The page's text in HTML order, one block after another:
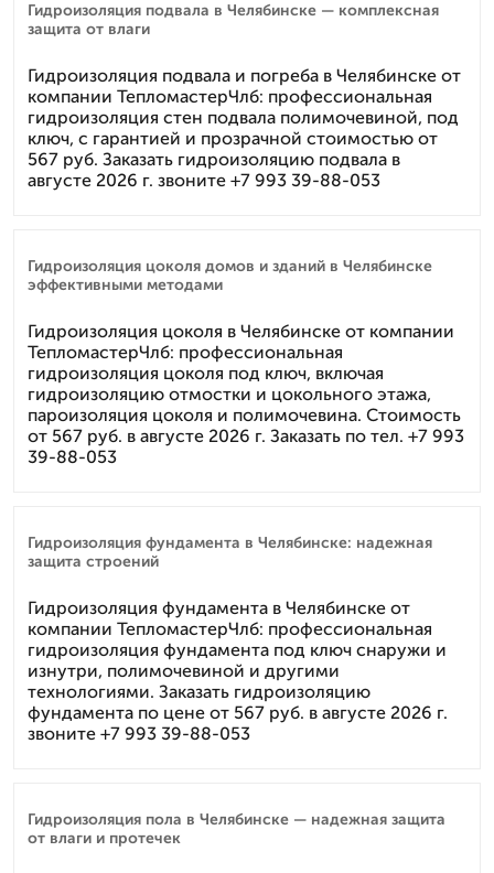
Гидроизоляция подвала в Челябинске — комплексная
защита от влаги
Гидроизоляция подвала и погреба в Челябинске от
компании ТепломастерЧлб: профессиональная
гидроизоляция стен подвала полимочевиной, под
ключ, с гарантией и прозрачной стоимостью от
567 руб. Заказать гидроизоляцию подвала в
августе 2026 г. звоните +7 993 39-88-053
Гидроизоляция цоколя домов и зданий в Челябинске
эффективными методами
Гидроизоляция цоколя в Челябинске от компании
ТепломастерЧлб: профессиональная
гидроизоляция цоколя под ключ, включая
гидроизоляцию отмостки и цокольного этажа,
пароизоляция цоколя и полимочевина. Стоимость
от 567 руб. в августе 2026 г. Заказать по тел. +7 993
39-88-053
Гидроизоляция фундамента в Челябинске: надежная
защита строений
Гидроизоляция фундамента в Челябинске от
компании ТепломастерЧлб: профессиональная
гидроизоляция фундамента под ключ снаружи и
изнутри, полимочевиной и другими
технологиями. Заказать гидроизоляцию
фундамента по цене от 567 руб. в августе 2026 г.
звоните +7 993 39-88-053
Гидроизоляция пола в Челябинске — надежная защита
от влаги и протечек